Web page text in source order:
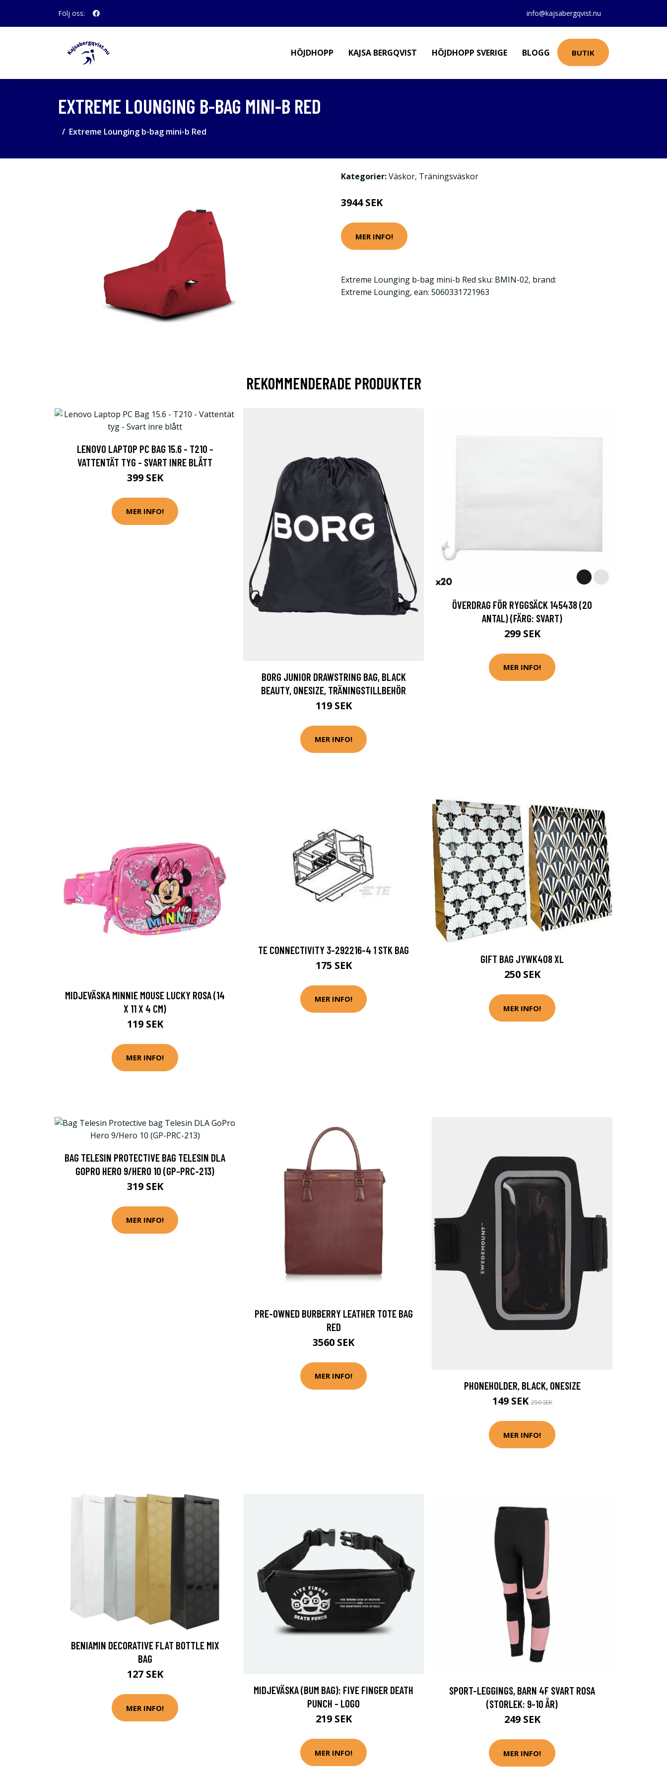
Följ oss: info@kajsabergqvist.nu
HÖJDHOPP KAJSA BERGQVIST HÖJDHOPP SVERIGE BLOGG BUTIK
EXTREME LOUNGING B-BAG MINI-B RED
Extreme Lounging b-bag mini-b Red
Kategorier:Väskor, Träningsväskor
3944 SEK
MER INFO!
Extreme Lounging b-bag mini-b Red sku: BMIN-02, brand:
Extreme Lounging, ean: 5060331721963
REKOMMENDERADE PRODUKTER
LENOVO LAPTOP PC BAG 15.6 - T210 -
VATTENTÄT TYG - SVART INRE BLÅTT
399 SEK
MER INFO!
BORG JUNIOR DRAWSTRING BAG, BLACK
BEAUTY, ONESIZE, TRÄNINGSTILLBEHÖR
119 SEK
MER INFO!
ÖVERDRAG FÖR RYGGSÄCK 145438 (20
ANTAL) (FÄRG: SVART)
299 SEK
MER INFO!
MIDJEVÄSKA MINNIE MOUSE LUCKY ROSA (14
X 11 X 4 CM)
119 SEK
MER INFO!
TE CONNECTIVITY 3-292216-4 1 STK BAG
175 SEK
MER INFO!
GIFT BAG JYWK408 XL
250 SEK
MER INFO!
BAG TELESIN PROTECTIVE BAG TELESIN DLA
GOPRO HERO 9/HERO 10 (GP-PRC-213)
319 SEK
MER INFO!
PRE-OWNED BURBERRY LEATHER TOTE BAG
RED
3560 SEK
MER INFO!
PHONEHOLDER, BLACK, ONESIZE
149 SEK250 SEK
MER INFO!
BENIAMIN DECORATIVE FLAT BOTTLE MIX
BAG
127 SEK
MER INFO!
MIDJEVÄSKA (BUM BAG): FIVE FINGER DEATH
PUNCH - LOGO
219 SEK
MER INFO!
SPORT-LEGGINGS, BARN 4F SVART ROSA
(STORLEK: 9-10 ÅR)
249 SEK
MER INFO!